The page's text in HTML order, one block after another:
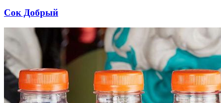
Сок Добрый